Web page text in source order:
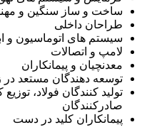
ساخت و ساز سنگین و
طراحان داخلی
سیستم های اتوماسیون و
لامپ و اتصالات
معدنچیان و پیمانکاران
توسعه دهندگان مستعد
تولید کنندگان فولاد،
صادرکنندگان
پیمانکاران کلید در دست